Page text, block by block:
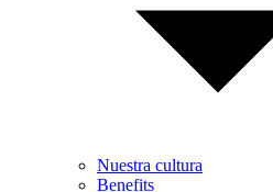
Nuestra cultura
Benefits